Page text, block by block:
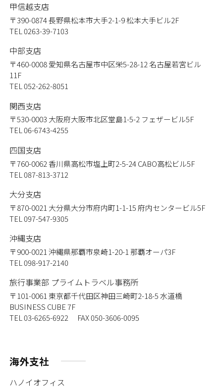
甲信越支店
〒390-0874長野県松本市大手2-1-9 松本大手ビル2F
TEL 0263-39-7103
中部支店
〒460-0008愛知県名古屋市中区栄5-28-12 名古屋若宮ビル
11F
TEL 052-262-8051
関西支店
〒530-0003 大阪府大阪市北区堂島1-5-2 フェザービル5F
TEL 06-6743-4255
四国支店
〒760-0062香川県高松市塩上町2-5-24 CABO高松ビル5F
TEL 087-813-3712
大分支店
〒870-0021 大分県大分市府内町1-1-15 府内センタービル5F
TEL 097-547-9305
沖縄支店
〒900-0021 沖縄県那覇市泉崎1-20-1 那覇オーパ3F
TEL 098-917-2140
旅行事業部 プライムトラベル事務所
〒101-0061東京都千代田区神田三崎町2-18-5 水道橋
BUSINESS CUBE 7F
TEL 03-6265-6922 FAX 050-3606-0095
海外支社
ハノイオフィス